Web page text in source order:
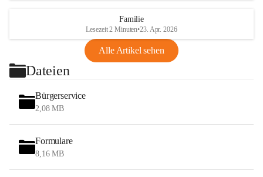
Familie
Lesezeit 2 Minuten•23. Apr. 2026
Alle Artikel sehen
Dateien
Bürgerservice
2,08 MB
Formulare
8,16 MB